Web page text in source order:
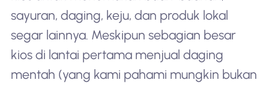
sayuran, daging, keju, dan produk lokal
segar lainnya. Meskipun sebagian besar
kios di lantai pertama menjual daging
mentah (yang kami pahami mungkin bukan